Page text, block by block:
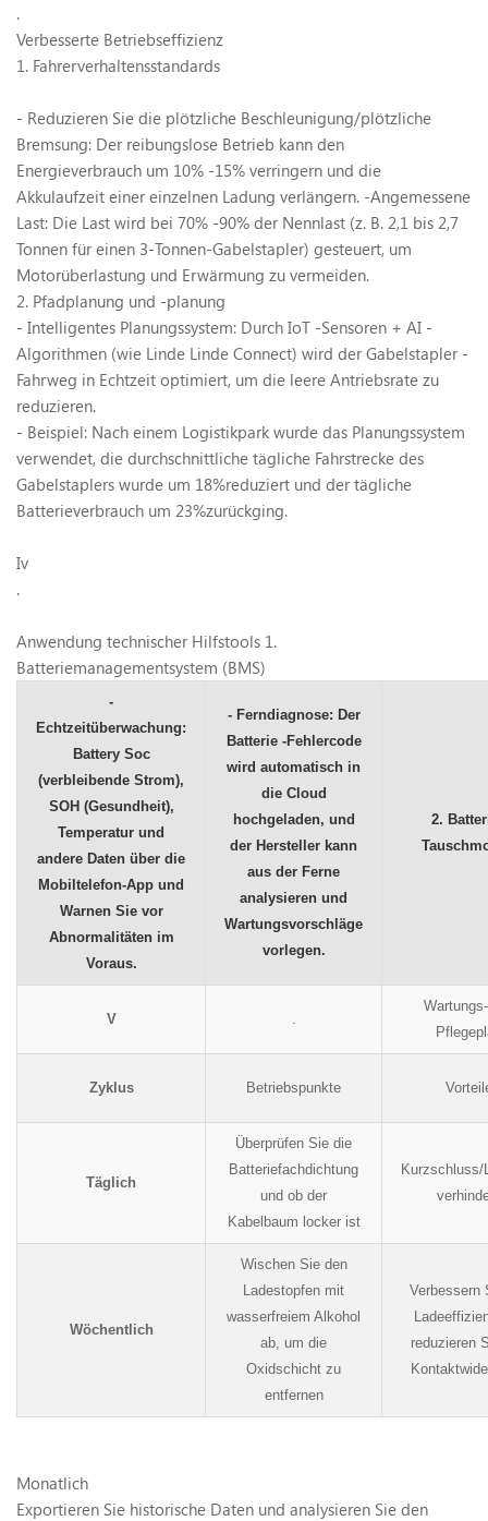
.
Verbesserte Betriebseffizienz
1. Fahrerverhaltensstandards
- Reduzieren Sie die plötzliche Beschleunigung/plötzliche
Bremsung: Der reibungslose Betrieb kann den
Energieverbrauch um 10% -15% verringern und die
Akkulaufzeit einer einzelnen Ladung verlängern. -Angemessene
Last: Die Last wird bei 70% -90% der Nennlast (z. B. 2,1 bis 2,7
Tonnen für einen 3-Tonnen-Gabelstapler) gesteuert, um
Motorüberlastung und Erwärmung zu vermeiden.
2. Pfadplanung und -planung
- Intelligentes Planungssystem: Durch IoT -Sensoren + AI -
Algorithmen (wie Linde Linde Connect) wird der Gabelstapler -
Fahrweg in Echtzeit optimiert, um die leere Antriebsrate zu
reduzieren.
- Beispiel: Nach einem Logistikpark wurde das Planungssystem
verwendet, die durchschnittliche tägliche Fahrstrecke des
Gabelstaplers wurde um 18%reduziert und der tägliche
Batterieverbrauch um 23%zurückging.
Iv
.
Anwendung technischer Hilfstools 1.
Batteriemanagementsystem (BMS)
-
Echtzeitüberwachung:
Battery Soc
(verbleibende Strom),
SOH (Gesundheit),
Temperatur und
andere Daten über die
Mobiltelefon-App und
Warnen Sie vor
Abnormalitäten im
Voraus.
- Ferndiagnose: Der
Batterie -Fehlercode
wird automatisch in
die Cloud
hochgeladen, und
der Hersteller kann
aus der Ferne
analysieren und
Wartungsvorschläge
vorlegen.
2.
V
Zyklus Betriebspunkte
Täglich
Überprüfen Sie die
Batteriefachdichtung
und ob der
Kabelbaum locker ist
Kurzschluss/
Wöchentlich
Wischen Sie den
Ladestopfen mit
wasserfreiem Alkohol
ab, um die
Oxidschicht zu
entfernen
Verbessern
reduzieren
Monatlich
Exportieren Sie historische Daten und analysieren Sie den